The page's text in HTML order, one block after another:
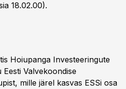
18.02.00).
Hoiupanga Investeeringute
Valvekoondise
mille järel kasvas ESSi osa